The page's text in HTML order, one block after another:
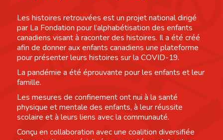
Les histoires retrouvées est un projet national dirigé
par La Fondation pour l’alphabétisation des enfants
canadiens visant à raconter des histoires. Il a été créé
afin de donner aux enfants canadiens une plateforme
pour présenter leurs histoires sur la COVID-19.
La pandémie a été éprouvante pour les enfants et leur
famille.
Les mesures de confinement ont nui à la santé
physique et mentale des enfants, à leur réussite
scolaire et à leurs liens avec la communauté.
Conçu en collaboration avec une coalition diversifiée